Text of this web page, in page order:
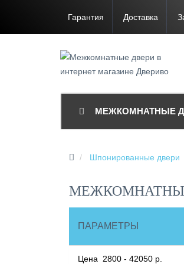
Гарантия Доставка
МЕЖКОМНАТНЫЕ
Шпонированные двери
ПАРАМЕТРЫ
Цена 2800 - 42050 р.